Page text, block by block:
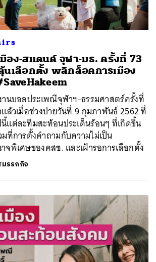
อง-สแตนด์ จุฬา-มธ. ครั้งที่ 73
นเลือกตั้ง พลิกล็อคการเมือง
านบอลประเพณีจุฬาฯ-ธรรมศาสตร์ครั้งที่
ล้วเมื่อช่วงบ่ายวันที่ 9 กุมภาพันธ์ 2562 ที่
แต่ละทีมสะท้อนประเด็นร้อนๆ ที่เกิดขึ้น
ที่การตั้งคำถามกับความไม่เป็น
จพิเศษของคสช. และเฝ้ารอการเลือกตั้ง
รรถกิจ